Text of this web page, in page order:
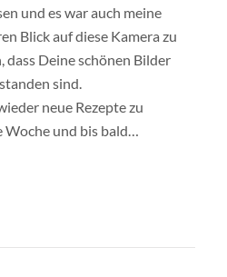
und es war auch meine
Blick auf diese Kamera zu
dass Deine schönen Bilder
sind.
neue Rezepte zu
und bis bald…